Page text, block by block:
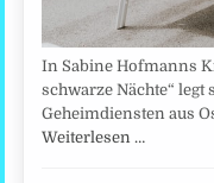
In Sabine Hofmanns
schwarze Nächte“
Geheimdiensten aus
Weiterlesen …